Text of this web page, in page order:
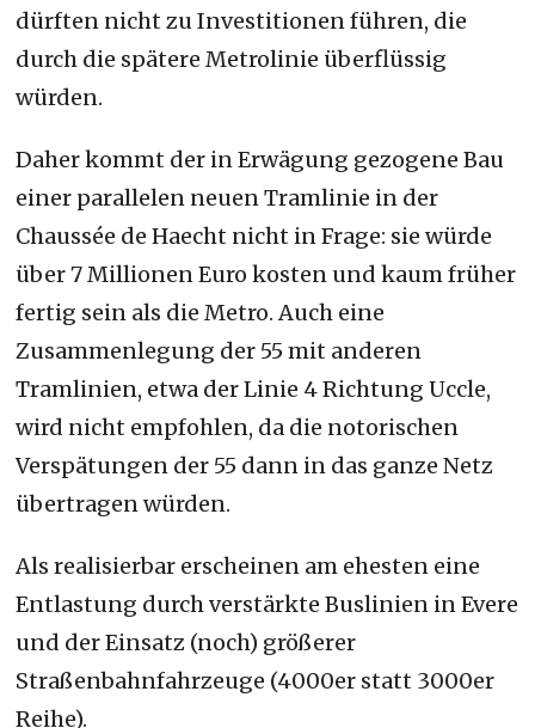
dürften nicht zu Investitionen führen, die
durch die spätere Metrolinie überflüssig
würden.
Daher kommt der in Erwägung gezogene Bau
einer parallelen neuen Tramlinie in der
Chaussée de Haecht nicht in Frage: sie würde
über 7 Millionen Euro kosten und kaum früher
fertig sein als die Metro. Auch eine
Zusammenlegung der 55 mit anderen
Tramlinien, etwa der Linie 4 Richtung Uccle,
wird nicht empfohlen, da die notorischen
Verspätungen der 55 dann in das ganze Netz
übertragen würden.
Als realisierbar erscheinen am ehesten eine
Entlastung durch verstärkte Buslinien in Evere
und der Einsatz (noch) größerer
Straßenbahnfahrzeuge (4000er statt 3000er
Reihe).